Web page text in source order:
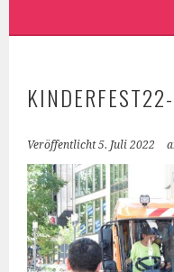
Veröffentlicht5. Juli 2022